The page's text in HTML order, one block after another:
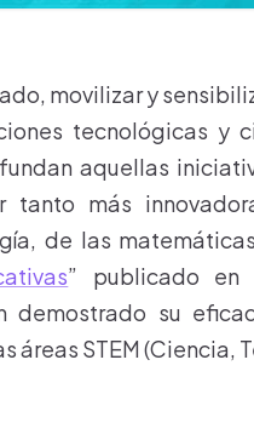
movilizar y
tecnológicas y
aquellas
más
de las
” publicado en
demostrado su
STEM (Ciencia,